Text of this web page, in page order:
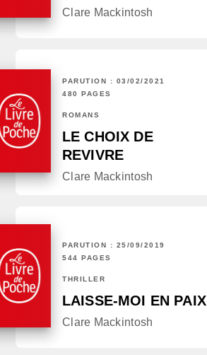
Clare Mackintosh
PARUTION : 03/02/2021
480 PAGES
ROMANS
LE CHOIX DE
REVIVRE
Clare Mackintosh
PARUTION : 25/09/2019
544 PAGES
THRILLER
LAISSE-MOI EN PAIX
Clare Mackintosh